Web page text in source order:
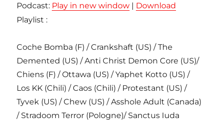
Podcast: Play in new window | Download
Playlist :
Coche Bomba (F) / Crankshaft (US) / The
Demented (US) / Anti Christ Demon Core (US)/
Chiens (F) / Ottawa (US) / Yaphet Kotto (US) /
Los KK (Chili) / Caos (Chili) / Protestant (US) /
Tyvek (US) / Chew (US) / Asshole Adult (Canada)
/ Stradoom Terror (Pologne)/ Sanctus Iuda